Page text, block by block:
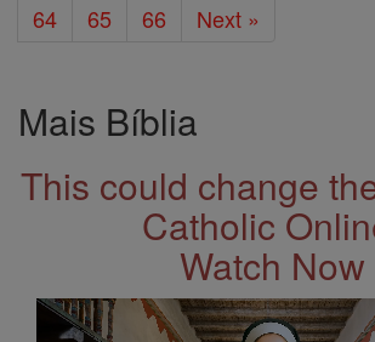
64
65 66 Next »
Mais Bíblia
This could change
Catholic
Watch Now